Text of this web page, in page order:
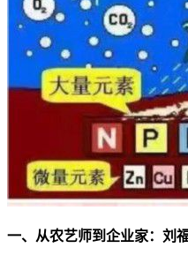
一、从农艺师到企业家：刘